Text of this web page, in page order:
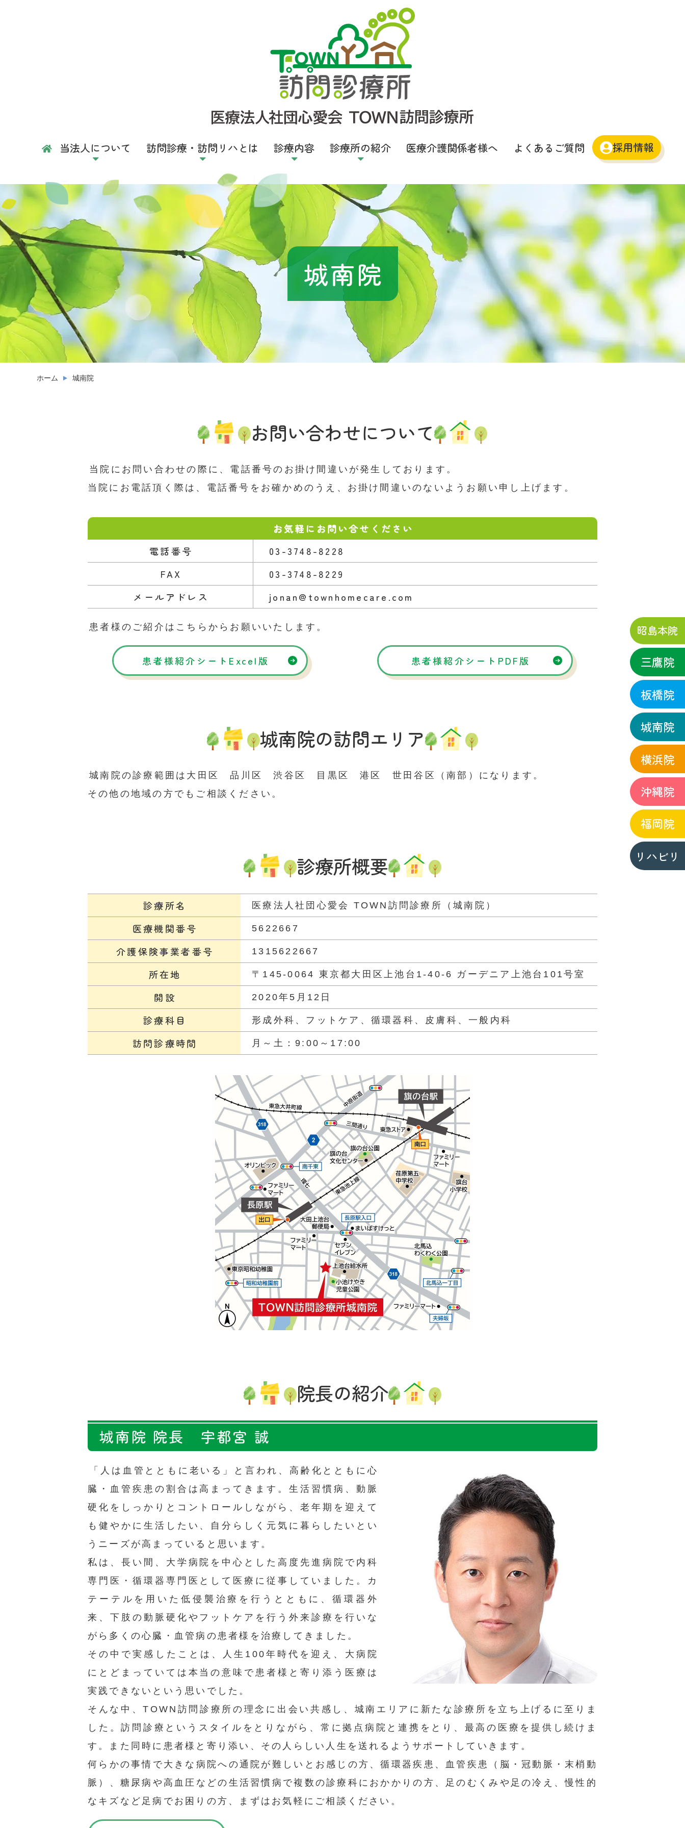
当法人について 訪問診療・訪問リハとは 診療内容 診療所の紹介 医療介護関係者様へ よくあるご質問 採用情報
昭島本院
三鷹院
板橋院
城南院
横浜院
沖縄院
福岡院
リハビリ
ホーム 城南院
城南院
お問い合わせについて
当院にお問い合わせの際に、電話番号のお掛け間違いが発生しております。
当院にお電話頂く際は、電話番号をお確かめのうえ、お掛け間違いのないようお願い申し上げます。
お気軽にお問い合せください
電話番号
03-3748-8228
FAX
03-3748-8229
メールアドレス
jonan@townhomecare.com
患者様のご紹介はこちらからお願いいたします。
患者様紹介シートExcel版 患者様紹介シートPDF版
城南院の訪問エリア
城南院の診療範囲は大田区 品川区 渋谷区 目黒区 港区 世田谷区（南部）になります。
その他の地域の方でもご相談ください。
診療所概要
診療所名 医療法人社団心愛会 TOWN訪問診療所（城南院）
医療機関番号 5622667
介護保険事業者番号 1315622667
所在地 〒145-0064 東京都大田区上池台1-40-6 ガーデニア上池台101号室
開設 2020年5月12日
診療科目 形成外科、フットケア、循環器科、皮膚科、一般内科
訪問診療時間 月～土：9:00～17:00
院長の紹介
城南院 院長 宇都宮 誠
「人は血管とともに老いる」と言われ、高齢化とともに心
臓・血管疾患の割合は高まってきます。生活習慣病、動脈
硬化をしっかりとコントロールしながら、老年期を迎えて
も健やかに生活したい、自分らしく元気に暮らしたいとい
うニーズが高まっていると思います。
私は、長い間、大学病院を中心とした高度先進病院で内科
専門医・循環器専門医として医療に従事していました。カ
テーテルを用いた低侵襲治療を行うとともに、循環器外
来、下肢の動脈硬化やフットケアを行う外来診療を行いな
がら多くの心臓・血管病の患者様を治療してきました。
その中で実感したことは、人生100年時代を迎え、大病院
にとどまっていては本当の意味で患者様と寄り添う医療は
実践できないという思いでした。
そんな中、TOWN訪問診療所の理念に出会い共感し、城南エリアに新たな診療所を立ち上げるに至りま
した。訪問診療というスタイルをとりながら、常に拠点病院と連携をとり、最高の医療を提供し続けま
す。また同時に患者様と寄り添い、その人らしい人生を送れるようサポートしていきます。
何らかの事情で大きな病院への通院が難しいとお感じの方、循環器疾患、血管疾患（脳・冠動脈・末梢動
脈）、糖尿病や高血圧などの生活習慣病で複数の診療科におかかりの方、足のむくみや足の冷え、慢性的
なキズなど足病でお困りの方、まずはお気軽にご相談ください。